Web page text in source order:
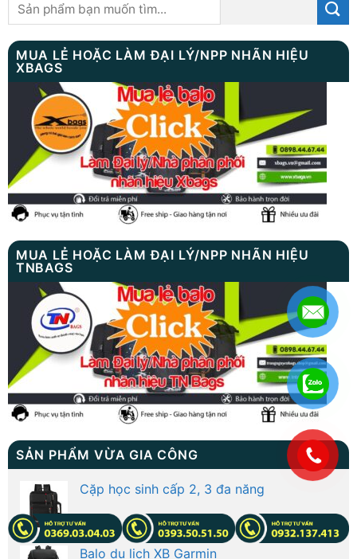
MUA LẺ HOẶC LÀM ĐẠI LÝ/NPP NHÃN HIỆU
XBAGS
MUA LẺ HOẶC LÀM ĐẠI LÝ/NPP NHÃN HIỆU
TNBAGS
SẢN PHẨM VỪA GIA CÔNG
Cặp học sinh cấp 2, 3 đa năng
Balo du lịch XB Garmin
.